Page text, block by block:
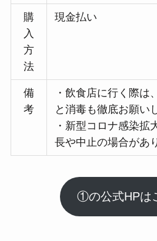
購
入
方
法
現金払い
備
考
・飲食店に行く際は
と消毒も徹底お願い
・新型コロナ感染拡
長や中止の場合があ
①の公式HPは